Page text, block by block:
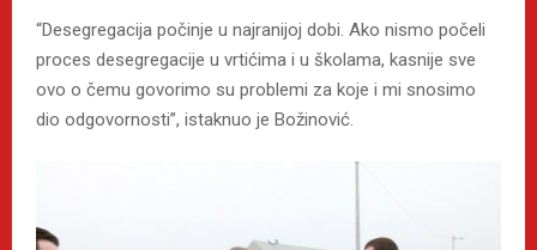
“Desegregacija počinje u najranijoj dobi. Ako nismo počeli
proces desegregacije u vrtićima i u školama, kasnije sve
ovo o čemu govorimo su problemi za koje i mi snosimo
dio odgovornosti”, istaknuo je Božinović.